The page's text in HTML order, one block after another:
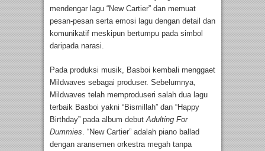
mendengar lagu “New Cartier” dan memuat
pesan-pesan serta emosi lagu dengan detail dan
komunikatif meskipun bertumpu pada simbol
daripada narasi.
Pada produksi musik, Basboi kembali menggaet
Mildwaves sebagai produser. Sebelumnya,
Mildwaves telah memproduseri salah dua lagu
terbaik Basboi yakni “Bismillah” dan “Happy
Birthday” pada album debut Adulting For
Dummies . “New Cartier” adalah piano ballad
dengan aransemen orkestra megah tanpa